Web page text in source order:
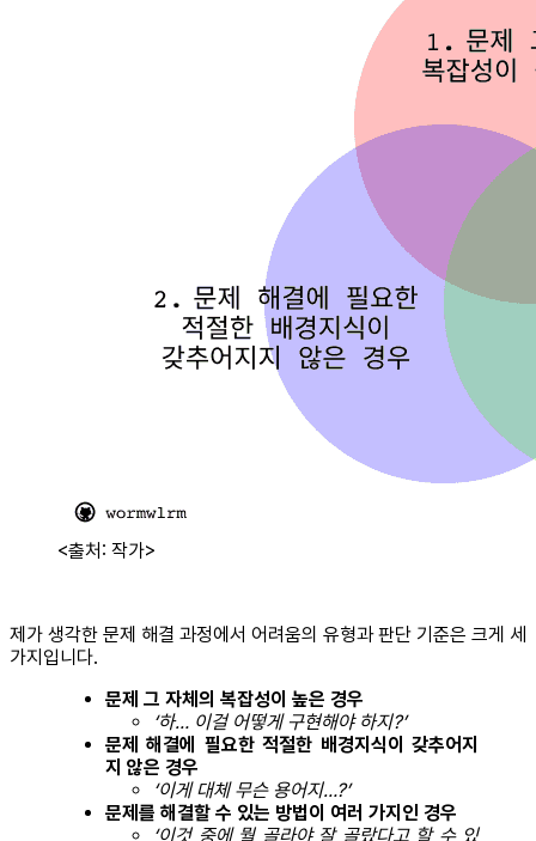
<출처: 작가>
제가 생각한 문제 해결 과정에서 어려움의 유형과 판단 기준은 크게 세
가지입니다.
문제 그 자체의 복잡성이 높은 경우
‘하… 이걸 어떻게 구현해야 하지?’
문제 해결에 필요한 적절한 배경지식이 갖추어지
지 않은 경우
‘이게 대체 무슨 용어지…?’
문제를 해결할 수 있는 방법이 여러 가지인 경우
‘이것 중에 뭘 골라야 잘 골랐다고 할 수 있